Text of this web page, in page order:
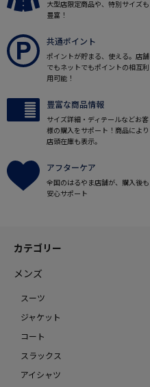
大型店限定商品や、特別サイズも
豊富！
共通ポイント
ポイントが貯まる、使える。店舗
でもネットでもポイントの相互利
用可能！
豊富な商品情報
サイズ詳細・ディテールなどお客
様の購入をサポート！商品により
店頭在庫も表示。
アフターケア
全国のはるやま店舗が、購入後も
安心サポート
カテゴリー
メンズ
スーツ
ジャケット
コート
スラックス
アイシャツ